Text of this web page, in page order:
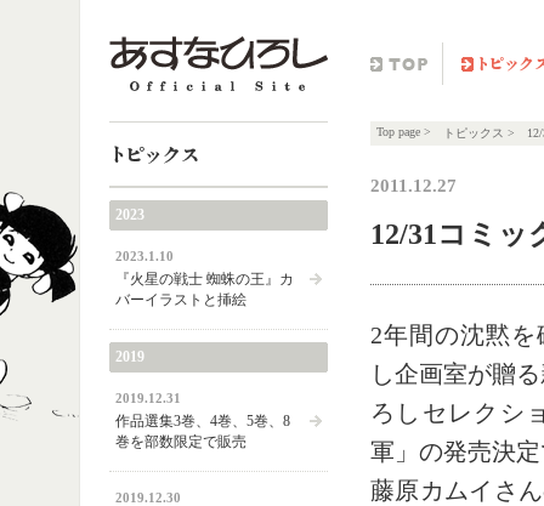
Top page > トピックス >
2011.12.27
12/31コミッ
2年間の沈黙
し企画室が贈
ろしセレクシ
軍」の発売決
藤原カムイさ
トピックス
2023
2023.1.10
『火星の戦士 蜘蛛の王』カ
バーイラストと挿絵
2019
2019.12.31
作品選集3巻、4巻、5巻、8
巻を部数限定で販売
2019.12.30